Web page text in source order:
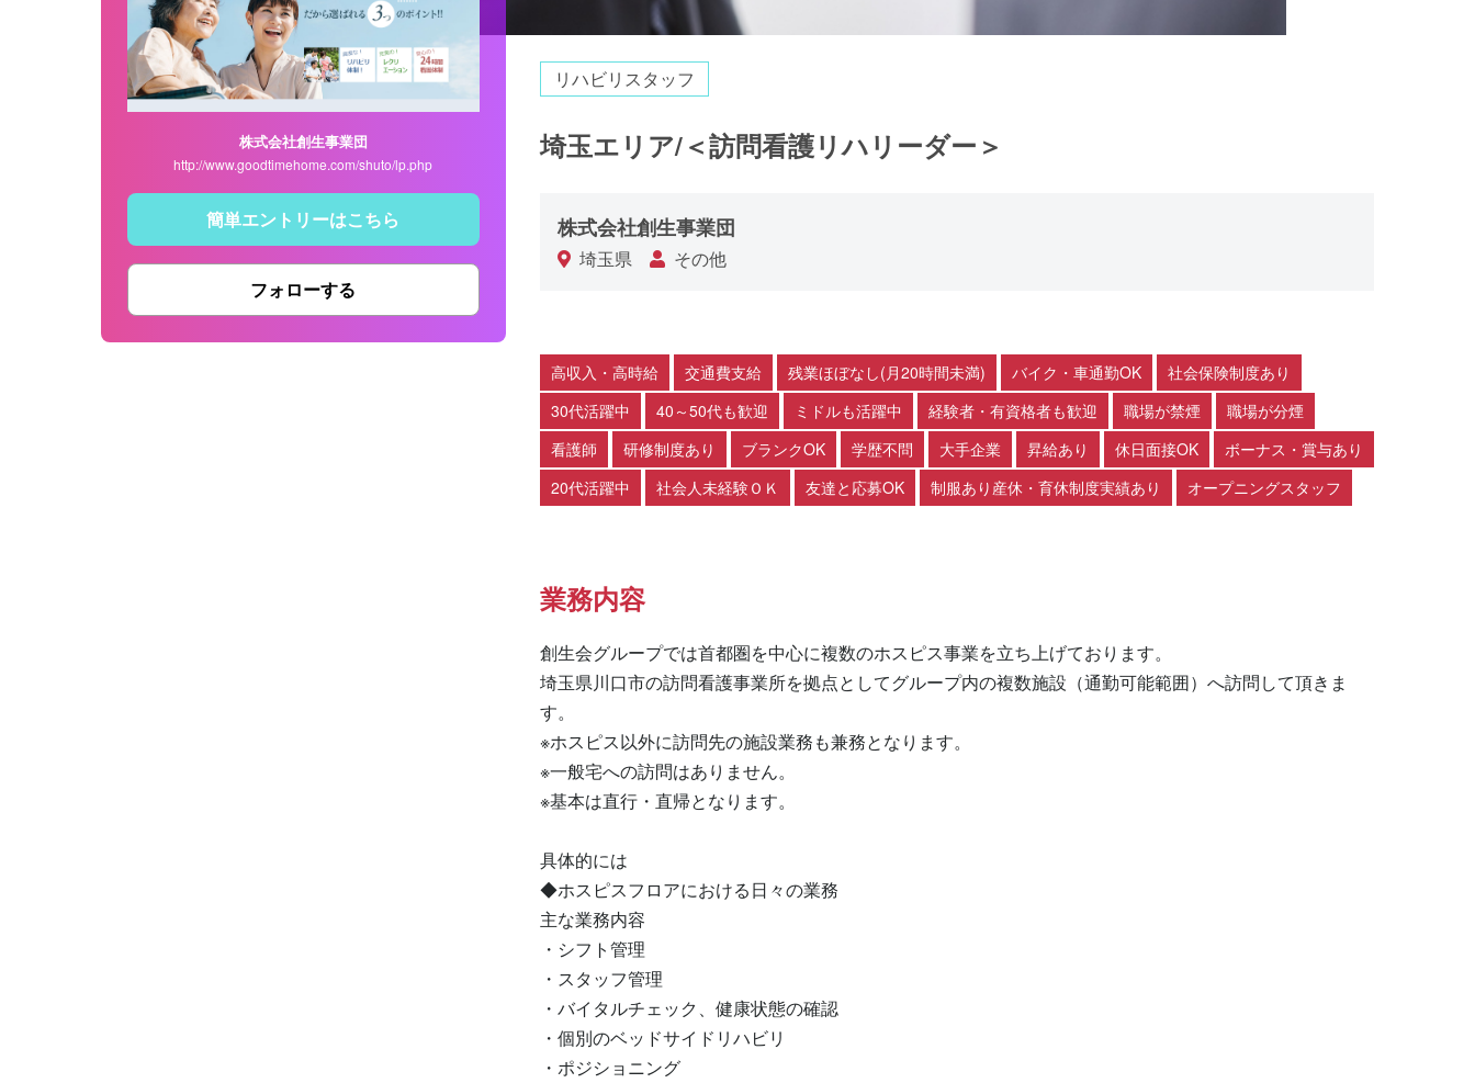
株式会社創生事業団
http://www.goodtimehome.com/shuto/lp.php
簡単エントリーはこちら
フォローする
リハビリスタッフ
埼玉エリア/＜訪問看護リハリーダー＞
株式会社創生事業団
埼玉県 その他
高収入・高時給 交通費支給 残業ほぼなし(月20時間未満) バイク・車通勤OK
社会保険制度あり
30代活躍中
40～50代も歓迎 ミドルも活躍中 経験者・有資格者も歓迎 職場が禁煙
職場が分煙
看護師
研修制度あり ブランクOK 学歴不問 大手企業 昇給あり 休日面接OK
ボーナス・賞与あり
20代活躍中
社会人未経験ＯＫ 友達と応募OK 制服あり産休・育休制度実績あり オープニングスタッフ
業務内容
創生会グループでは首都圏を中心に複数のホスピス事業を立ち上げております。
埼玉県川口市の訪問看護事業所を拠点としてグループ内の複数施設（通勤可能範囲）へ訪問して頂きま
す。
※ホスピス以外に訪問先の施設業務も兼務となります。
※一般宅への訪問はありません。
※基本は直行・直帰となります。
具体的には
◆ホスピスフロアにおける日々の業務
主な業務内容
・シフト管理
・スタッフ管理
・バイタルチェック、健康状態の確認
・個別のベッドサイドリハビリ
・ポジショニング